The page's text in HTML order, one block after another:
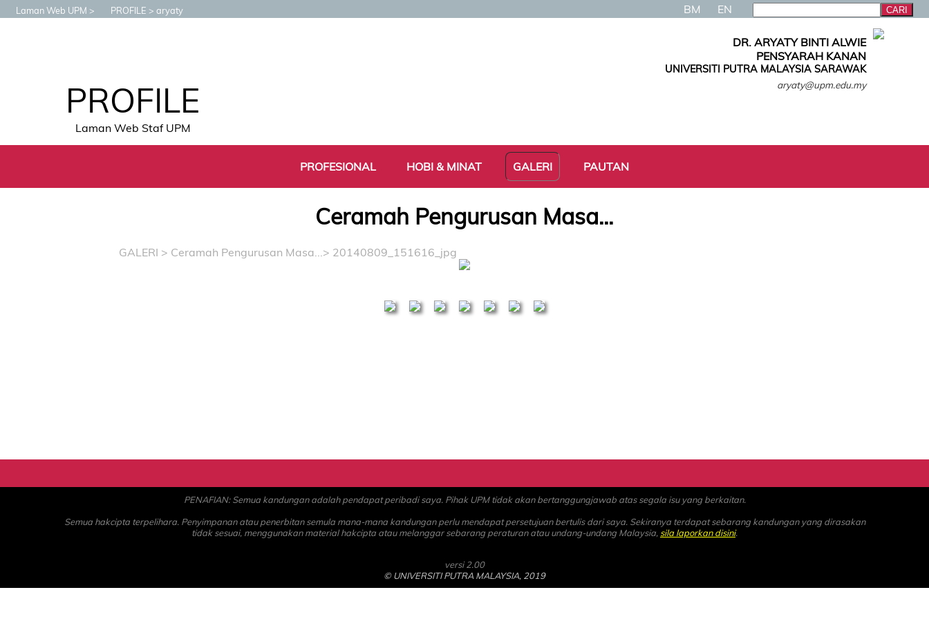
Laman Web UPM PROFILE aryaty BM EN
PROFILE
Laman Web Staf UPM
DR. ARYATY BINTI ALWIE
PENSYARAH KANAN
UNIVERSITI PUTRA MALAYSIA SARAWAK
aryaty@upm.edu.my
PROFESIONAL HOBI & MINAT GALERI PAUTAN
Ceramah Pengurusan Masa...
GALERI > Ceramah Pengurusan Masa... > 20140809_151616_jpg
PENAFIAN: Semua kandungan adalah pendapat peribadi saya. Pihak UPM tidak akan bertanggungjawab atas segala isu yang berkaitan.
Semua hakcipta terpelihara. Penyimpanan atau penerbitan semula mana-mana kandungan perlu mendapat persetujuan bertulis dari saya. Sekiranya terdapat sebarang kandungan yang dirasakan
tidak sesuai, menggunakan material hakcipta atau melanggar sebarang peraturan atau undang-undang Malaysia, sila laporkan disini.
versi 2.00
© UNIVERSITI PUTRA MALAYSIA, 2019